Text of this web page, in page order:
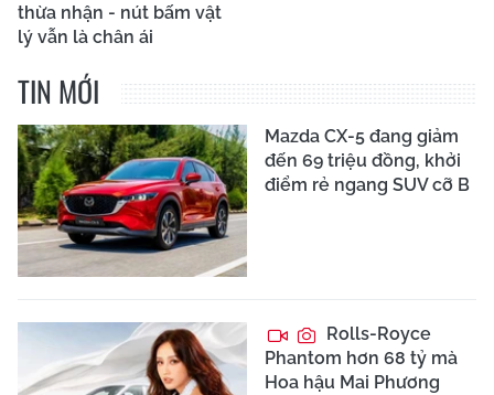
thừa nhận - nút bấm vật
lý vẫn là chân ái
TIN MỚI
Mazda CX-5 đang giảm
đến 69 triệu đồng, khởi
điểm rẻ ngang SUV cỡ B
Rolls-Royce
Phantom hơn 68 tỷ mà
Hoa hậu Mai Phương